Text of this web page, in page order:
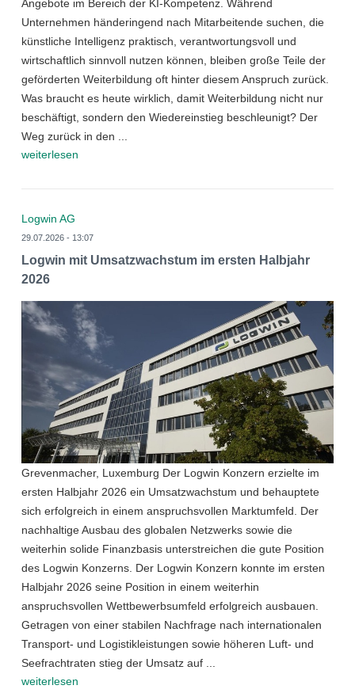
Angebote im Bereich der KI-Kompetenz. Während
Unternehmen händeringend nach Mitarbeitende suchen, die
künstliche Intelligenz praktisch, verantwortungsvoll und
wirtschaftlich sinnvoll nutzen können, bleiben große Teile der
geförderten Weiterbildung oft hinter diesem Anspruch zurück.
Was braucht es heute wirklich, damit Weiterbildung nicht nur
beschäftigt, sondern den Wiedereinstieg beschleunigt? Der
Weg zurück in den ...
weiterlesen
Logwin AG
29.07.2026 - 13:07
Logwin mit Umsatzwachstum im ersten Halbjahr
2026
Grevenmacher, Luxemburg Der Logwin Konzern erzielte im
ersten Halbjahr 2026 ein Umsatzwachstum und behauptete
sich erfolgreich in einem anspruchsvollen Marktumfeld. Der
nachhaltige Ausbau des globalen Netzwerks sowie die
weiterhin solide Finanzbasis unterstreichen die gute Position
des Logwin Konzerns. Der Logwin Konzern konnte im ersten
Halbjahr 2026 seine Position in einem weiterhin
anspruchsvollen Wettbewerbsumfeld erfolgreich ausbauen.
Getragen von einer stabilen Nachfrage nach internationalen
Transport- und Logistikleistungen sowie höheren Luft- und
Seefrachtraten stieg der Umsatz auf ...
weiterlesen